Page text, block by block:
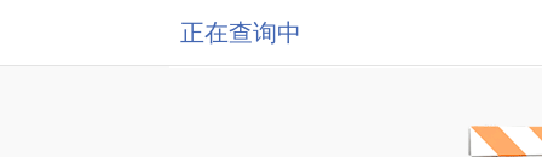
正在查询中